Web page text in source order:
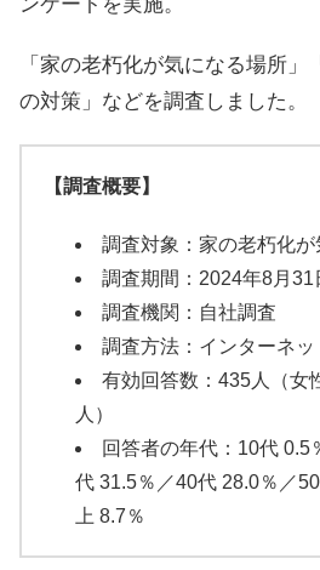
「家の老朽化が気になる場所
の対策」などを調査しました。
【調査概要】
調査対象：家の老朽化
調査期間：2024年8月31
調査機関：自社調査
調査方法：インターネ
有効回答数：435人（女
人）
回答者の年代：10代 0.5
代 31.5％／40代 28.0％／
上 8.7％